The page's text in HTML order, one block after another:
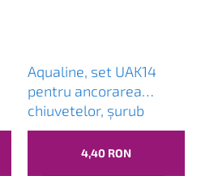
Aqualine, set UAK14
pentru ancorarea
chiuvetelor, șurub
10x120, 40017
4,40 RON